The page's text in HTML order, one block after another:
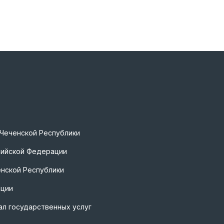
Республики
Федерации
Республики
государственных услуг